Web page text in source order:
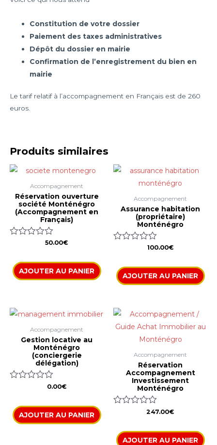
Produits similaires
Accompagnement
Réservation ouverture
société Monténégro
(Accompagnement en
Français)
5
50.00€
AJOUTER AU PANIER
Accompagnement
Assurance habitation
(propriétaire)
Monténégro
5
100.00€
AJOUTER AU PANIER
Accompagnement
Gestion locative au
Monténégro
(conciergerie
délégation)
5
0.00€
AJOUTER AU PANIER
Accompagnement
Réservation
Accompagnement
Investissement
Monténégro
5
247.00€
AJOUTER AU PANIER
Constitution de votre dossier
Paiement des taxes administratives
Dépôt du dossier en mairie
Confirmation de l’enregistrement du bien en
mairie
Le tarif relatif à l’accompagnement en Français est de 260
euros.